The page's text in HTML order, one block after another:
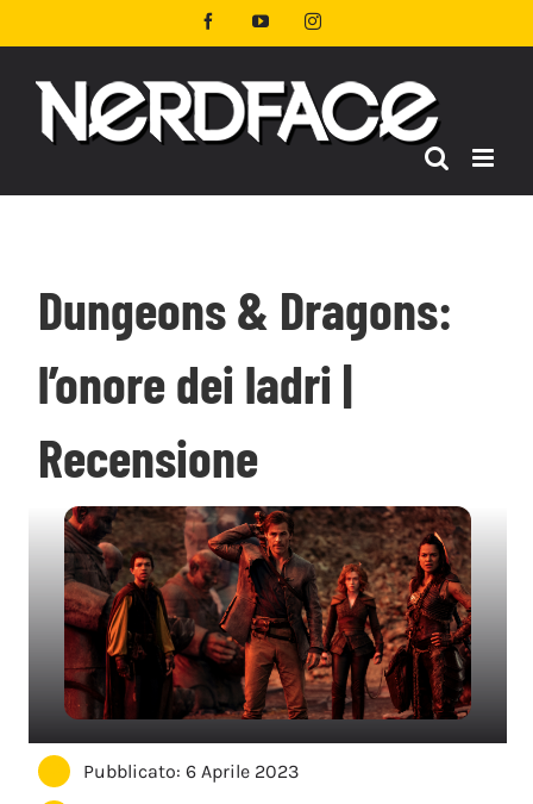
al
FacebookYouTubeInstagram
Dungeons & Dragons:
l’onore dei ladri |
Recensione
Pubblicato: 6 Aprile 2023